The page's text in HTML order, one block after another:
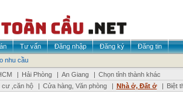
Tư vấn Đăng nhập Đăng ký
Đăng tin
nhu cầu
| Hải Phòng | An Giang | Chọn tỉnh thành khác
cư ,căn hộ | Cửa hàng, Văn phòng | Nhà ở, Đất ở | Biệt